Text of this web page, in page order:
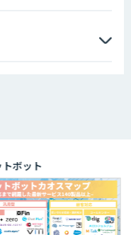
両立した小型AIゲート
搭載エッジシステム
ット